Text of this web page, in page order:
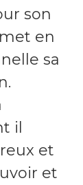
son
en
sa
il
et
et